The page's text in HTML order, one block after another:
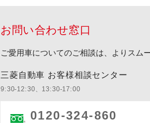
お問い合わせ窓口
ご愛用車についてのご相談は、よりスム
三菱自動車 お客様相談センター
9:30-12:30、13:30-17:00
0120-324-860